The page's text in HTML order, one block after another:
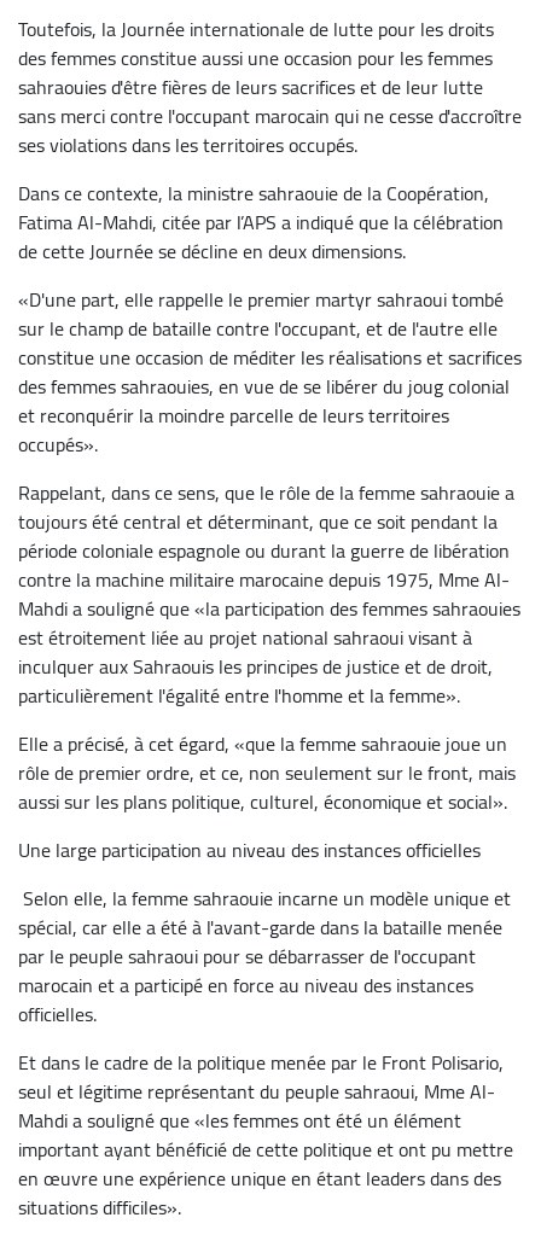
Toutefois, la Journée internationale de lutte pour les droits
des femmes constitue aussi une occasion pour les femmes
sahraouies d'être fières de leurs sacrifices et de leur lutte
sans merci contre l'occupant marocain qui ne cesse d'accroître
ses violations dans les territoires occupés.
Dans ce contexte, la ministre sahraouie de la Coopération,
Fatima Al-Mahdi, citée par l’APS a indiqué que la célébration
de cette Journée se décline en deux dimensions.
«D'une part, elle rappelle le premier martyr sahraoui tombé
sur le champ de bataille contre l'occupant, et de l'autre elle
constitue une occasion de méditer les réalisations et sacrifices
des femmes sahraouies, en vue de se libérer du joug colonial
et reconquérir la moindre parcelle de leurs territoires
occupés».
Rappelant, dans ce sens, que le rôle de la femme sahraouie a
toujours été central et déterminant, que ce soit pendant la
période coloniale espagnole ou durant la guerre de libération
contre la machine militaire marocaine depuis 1975, Mme Al-
Mahdi a souligné que «la participation des femmes sahraouies
est étroitement liée au projet national sahraoui visant à
inculquer aux Sahraouis les principes de justice et de droit,
particulièrement l'égalité entre l'homme et la femme».
Elle a précisé, à cet égard, «que la femme sahraouie joue un
rôle de premier ordre, et ce, non seulement sur le front, mais
aussi sur les plans politique, culturel, économique et social».
Une large participation au niveau des instances officielles
Selon elle, la femme sahraouie incarne un modèle unique et
spécial, car elle a été à l'avant-garde dans la bataille menée
par le peuple sahraoui pour se débarrasser de l'occupant
marocain et a participé en force au niveau des instances
officielles.
Et dans le cadre de la politique menée par le Front Polisario,
seul et légitime représentant du peuple sahraoui, Mme Al-
Mahdi a souligné que «les femmes ont été un élément
important ayant bénéficié de cette politique et ont pu mettre
en œuvre une expérience unique en étant leaders dans des
situations difficiles».